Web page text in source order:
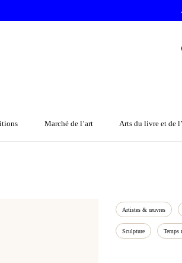
Marché de l’art Arts du livre et de
Artistes & œuvres
Sculpture Temps